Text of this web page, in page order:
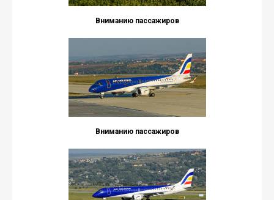
Вниманию пассажиров
Вниманию пассажиров